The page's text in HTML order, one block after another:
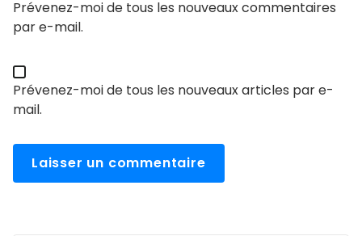
Prévenez-moi de tous les nouveaux commentaires
par e-mail.
Prévenez-moi de tous les nouveaux articles par e-
mail.